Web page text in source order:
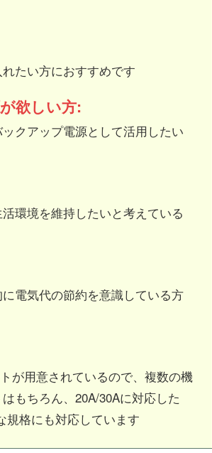
たい方におすすめです
欲しい方:
クアップ電源として活用したい
環境を維持したいと考えている
電気代の節約を意識している方
が用意されているので、複数の機
もちろん、20A/30Aに対応した
規格にも対応しています